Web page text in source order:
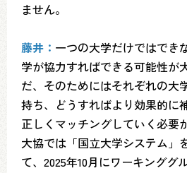
ません。
藤井： 一つの大学だけではでき
学が協力すればできる可能性が
だ、そのためにはそれぞれの大
持ち、どうすればより効果的に
正しくマッチングしていく必要
大協では「国立大学システム」
て、2025年10月にワーキンググ